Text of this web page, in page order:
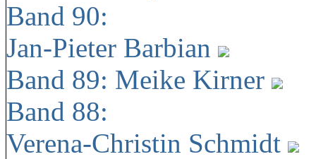
Band 90:
Jan-Pieter Barbian
Band 89: Meike Kirner
Band 88:
Verena-Christin Schmidt